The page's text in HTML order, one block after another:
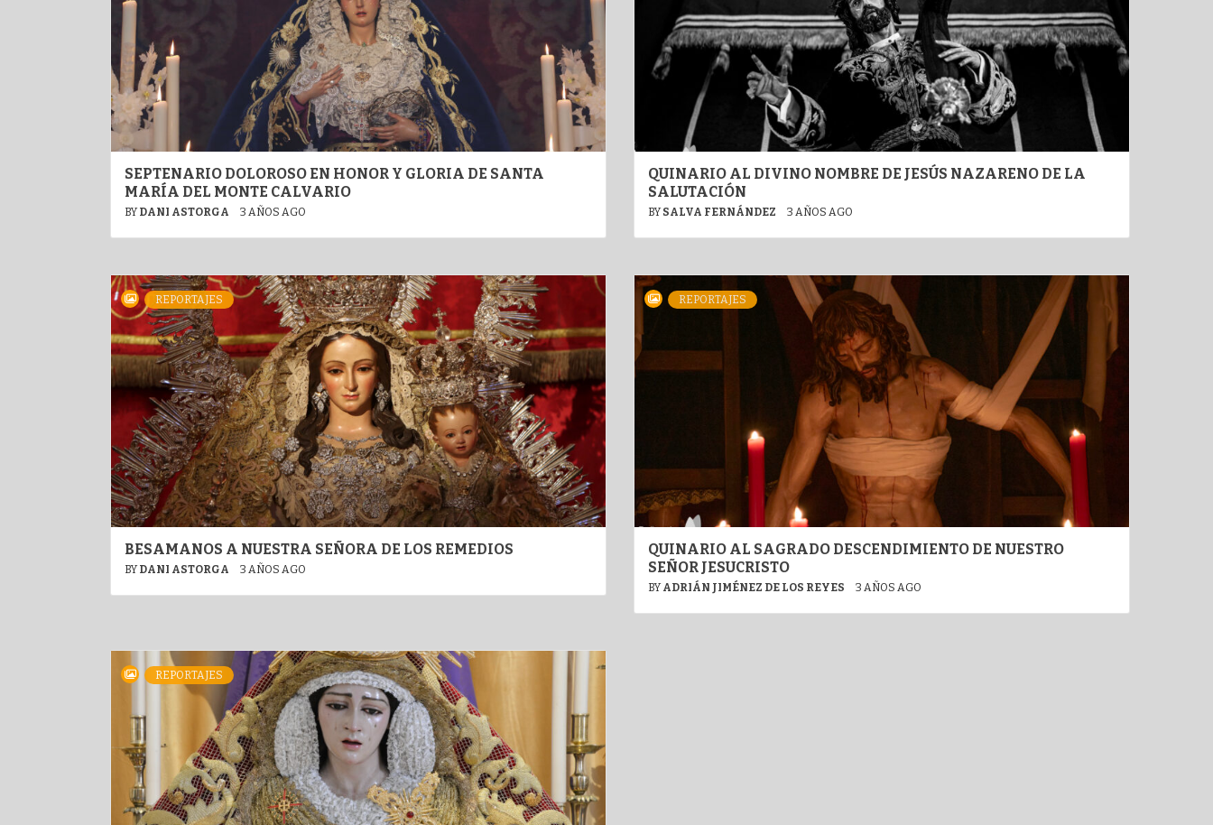
SEPTENARIO DOLOROSO EN HONOR Y GLORIA DE SANTA
MARÍA DEL MONTE CALVARIO
BY DANI ASTORGA 3 AÑOS AGO
QUINARIO AL DIVINO NOMBRE DE JESÚS NAZARENO DE LA
SALUTACIÓN
BY SALVA FERNÁNDEZ 3 AÑOS AGO
REPORTAJES
BESAMANOS A NUESTRA SEÑORA DE LOS REMEDIOS
BY DANI ASTORGA 3 AÑOS AGO
REPORTAJES
QUINARIO AL SAGRADO DESCENDIMIENTO DE NUESTRO
SEÑOR JESUCRISTO
BY ADRIÁN JIMÉNEZ DE LOS REYES 3 AÑOS AGO
REPORTAJES